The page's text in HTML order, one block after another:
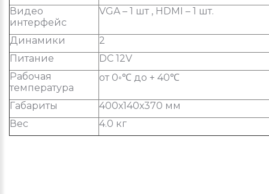
Видео
интерфейс
VGA – 1 шт , HDMI – 1 шт.
Динамики
2
Питание
DC 12V
Рабочая
температура
от 0◦℃ до + 40℃
Габариты
400х140х370 мм
Вес
4.0 кг